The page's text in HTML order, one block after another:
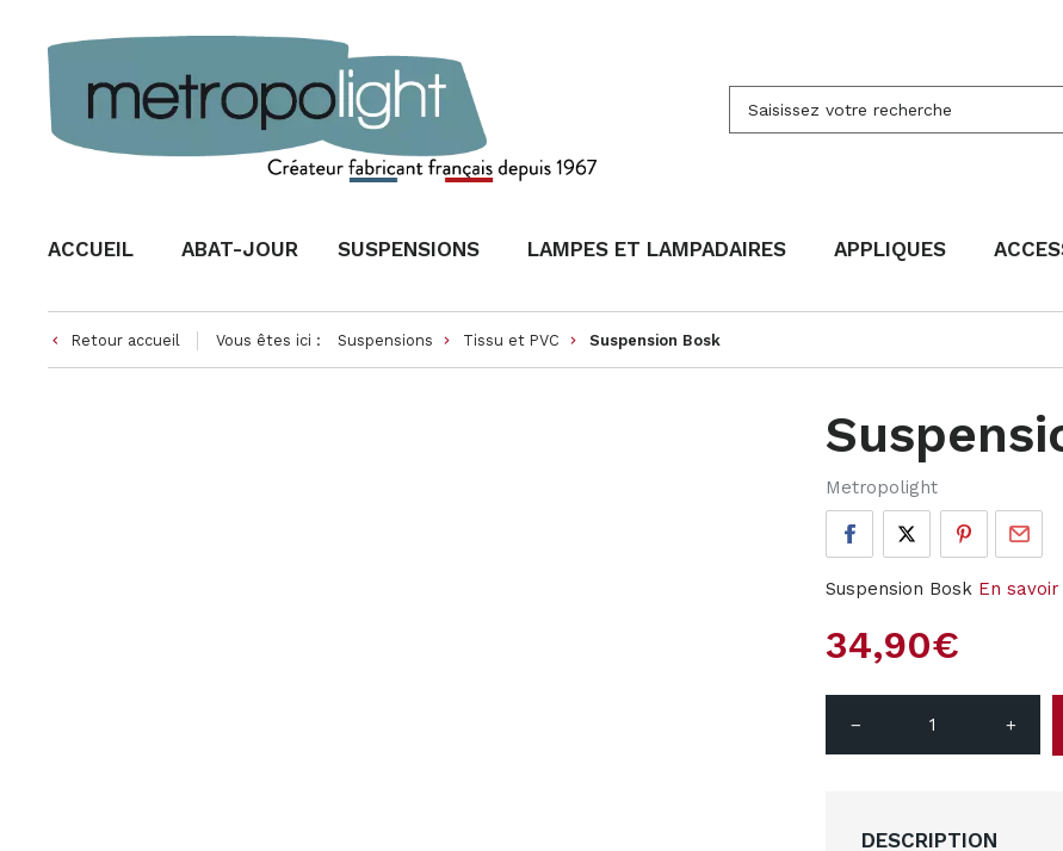
ACCUEIL ABAT-JOUR SUSPENSIONS LAMPES ET LAMPADAIRES APPLIQUES
keyboard_arrow_left Retour accueil Vous êtes ici : Suspensions keyboard_arrow_right Tissu et PVC keyboard_arrow_right Suspension Bosk
Metropolight
Suspension Bosk En
34,90€
add
remove
DESCRIPTION